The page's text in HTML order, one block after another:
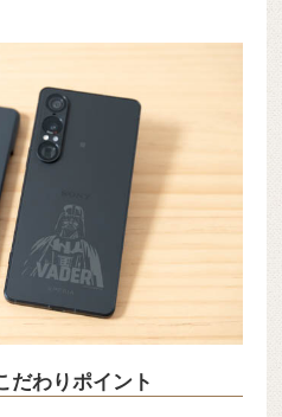
だわりポイント